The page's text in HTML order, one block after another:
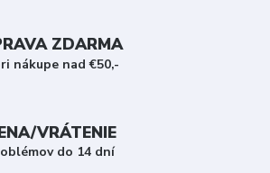
ZDARMA
nákupe nad €50,-
VRÁTENIE
do 14 dní